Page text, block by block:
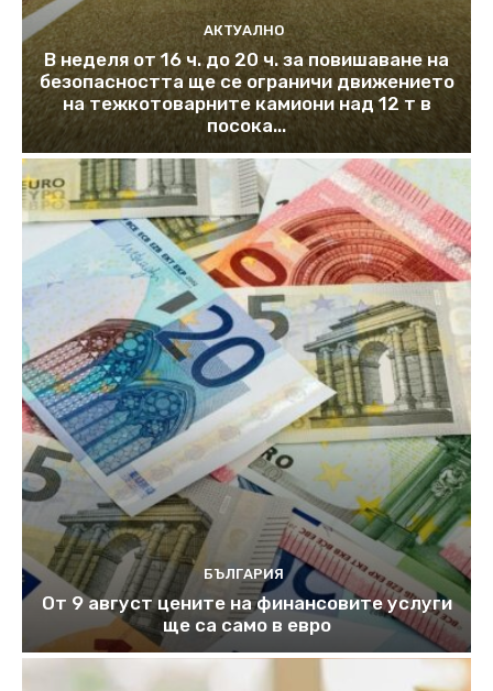
АКТУАЛНО
В неделя от 16 ч. до 20 ч. за повишаване на
безопасността ще се ограничи движението
на тежкотоварните камиони над 12 т в
посока...
БЪЛГАРИЯ
От 9 август цените на финансовите услуги
ще са само в евро